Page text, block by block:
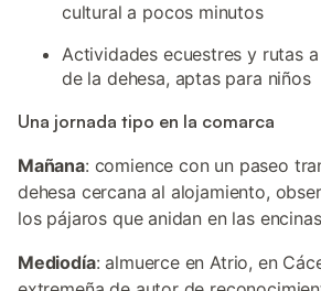
cultural a pocos minutos
Actividades ecuestres y rutas
de la dehesa, aptas para niños
Una jornada tipo en la comarca
Mañana: comience con un paseo
dehesa cercana al alojamiento,
los pájaros que anidan en las
Mediodía: almuerce en Atrio, en